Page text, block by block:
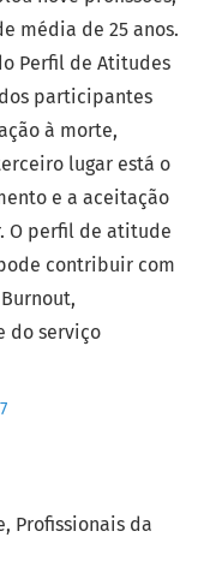
Profissionais da
média de 25 anos.
Perfil de Atitudes
dos participantes
à morte,
lugar está o
e a aceitação
O perfil de atitude
contribuir com
do serviço